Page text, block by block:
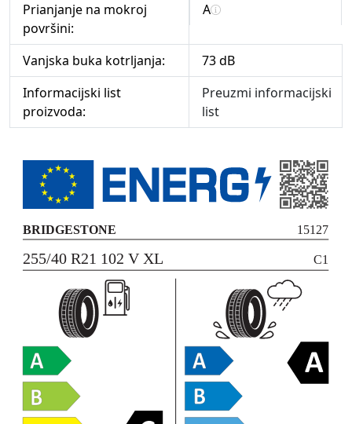
Prianjanje na mokroj
površini:
A
Vanjska buka kotrljanja:
73 dB
Informacijski list
proizvoda:
Preuzmi informacijski
list